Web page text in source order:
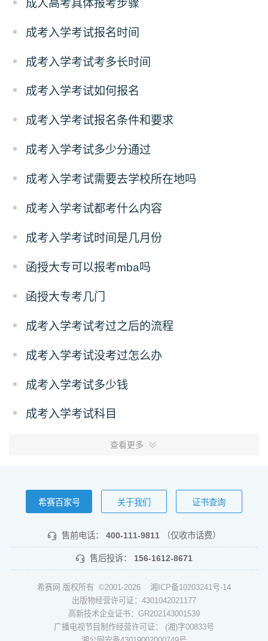
成人高考具体报考步骤
成考入学考试报名时间
成考入学考试考多长时间
成考入学考试如何报名
成考入学考试报名条件和要求
成考入学考试多少分通过
成考入学考试需要去学校所在地吗
成考入学考试都考什么内容
成考入学考试时间是几月份
函授大专可以报考mba吗
函授大专考几门
成考入学考试考过之后的流程
成考入学考试没考过怎么办
成考入学考试多少钱
成考入学考试科目
查看更多
希赛百家号 关于我们 证书查询
售前电话： 400-111-9811 （仅收市话费）
售后投诉： 156-1612-8671
希赛网 版权所有 ©2001-2026 湘ICP备10203241号-14
出版物经营许可证：4301042021177
高新技术企业证书：GR202143001539
广播电视节目制作经营许可证： (湘)字00833号